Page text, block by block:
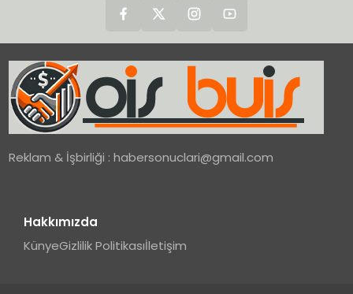
Reklam & İşbirliği :habersonuclari@gmail.com
Hakkımızda
KünyeGizlilik Politikasıİletişim